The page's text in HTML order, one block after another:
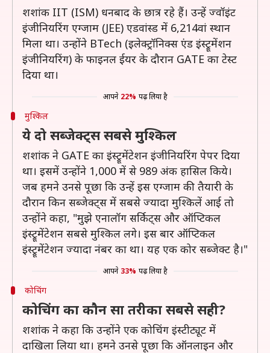
शशांक IIT (ISM) धनबाद के छात्र रहे हैं। उन्हें ज्वॉइंट
इंजीनियरिंग एग्जाम (JEE) एडवांस्ड में 6,214वां स्थान
मिला था। उन्होंने BTech (इलेक्ट्रॉनिक्स एंड इंस्ट्रूमेंशन
इंजीनियरिंग) के फाइनल ईयर के दौरान GATE का टेस्ट
दिया था।
आपने 22% पढ़ लिया है
मुश्किल
ये दो सब्जेक्ट्स सबसे मुश्किल
शशांक ने GATE का इंस्ट्रूमेंटेशन इंजीनियरिंग पेपर दिया
था। इसमें उन्होंने 1,000 में से 989 अंक हासिल किये।
जब हमने उनसे पूछा कि उन्हें इस एग्जाम की तैयारी के
दौरान किन सब्जेक्ट्स में सबसे ज्यादा मुश्किलें आई तो
उन्होंने कहा, "मुझे एनालॉग सर्किट्स और ऑप्टिकल
इंस्ट्रूमेंटेशन सबसे मुश्किल लगे। इस बार ऑप्टिकल
इंस्ट्रूमेंटेशन ज्यादा नंबर का था। यह एक कोर सब्जेक्ट है।"
आपने 33% पढ़ लिया है
कोचिंग
कोचिंग का कौन सा तरीका सबसे सही?
शशांक ने कहा कि उन्होंने एक कोचिंग इंस्टीट्यूट में
दाखिला लिया था। हमने उनसे पूछा कि ऑनलाइन और